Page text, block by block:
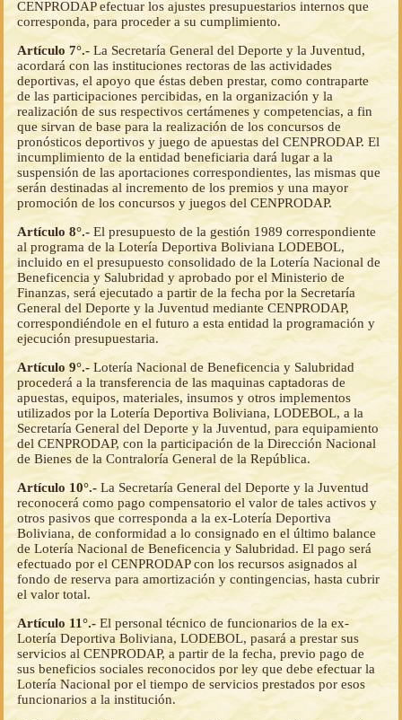
CENPRODAP efectuar los ajustes presupuestarios internos que
corresponda, para proceder a su cumplimiento.
Artículo 7°.- La Secretaría General del Deporte y la Juventud,
acordará con las instituciones rectoras de las actividades
deportivas, el apoyo que éstas deben prestar, como contraparte
de las participaciones percibidas, en la organización y la
realización de sus respectivos certámenes y competencias, a fin
que sirvan de base para la realización de los concursos de
pronósticos deportivos y juego de apuestas del CENPRODAP. El
incumplimiento de la entidad beneficiaria dará lugar a la
suspensión de las aportaciones correspondientes, las mismas que
serán destinadas al incremento de los premios y una mayor
promoción de los concursos y juegos del CENPRODAP.
Artículo 8°.- El presupuesto de la gestión 1989 correspondiente
al programa de la Lotería Deportiva Boliviana LODEBOL,
incluido en el presupuesto consolidado de la Lotería Nacional de
Beneficencia y Salubridad y aprobado por el Ministerio de
Finanzas, será ejecutado a partir de la fecha por la Secretaría
General del Deporte y la Juventud mediante CENPRODAP,
correspondiéndole en el futuro a esta entidad la programación y
ejecución presupuestaria.
Artículo 9°.- Lotería Nacional de Beneficencia y Salubridad
procederá a la transferencia de las maquinas captadoras de
apuestas, equipos, materiales, insumos y otros implementos
utilizados por la Lotería Deportiva Boliviana, LODEBOL, a la
Secretaría General del Deporte y la Juventud, para equipamiento
del CENPRODAP, con la participación de la Dirección Nacional
de Bienes de la Contraloría General de la República.
Artículo 10°.- La Secretaría General del Deporte y la Juventud
reconocerá como pago compensatorio el valor de tales activos y
otros pasivos que corresponda a la ex-Lotería Deportiva
Boliviana, de conformidad a lo consignado en el último balance
de Lotería Nacional de Beneficencia y Salubridad. El pago será
efectuado por el CENPRODAP con los recursos asignados al
fondo de reserva para amortización y contingencias, hasta cubrir
el valor total.
Artículo 11°.- El personal técnico de funcionarios de la ex-
Lotería Deportiva Boliviana, LODEBOL, pasará a prestar sus
servicios al CENPRODAP, a partir de la fecha, previo pago de
sus beneficios sociales reconocidos por ley que debe efectuar la
Lotería Nacional por el tiempo de servicios prestados por esos
funcionarios a la institución.